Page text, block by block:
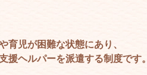
育児が困難な状態にあり、
援ヘルパーを派遣する制度です。